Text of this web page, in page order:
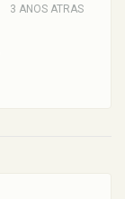
3 ANOS ATRAS